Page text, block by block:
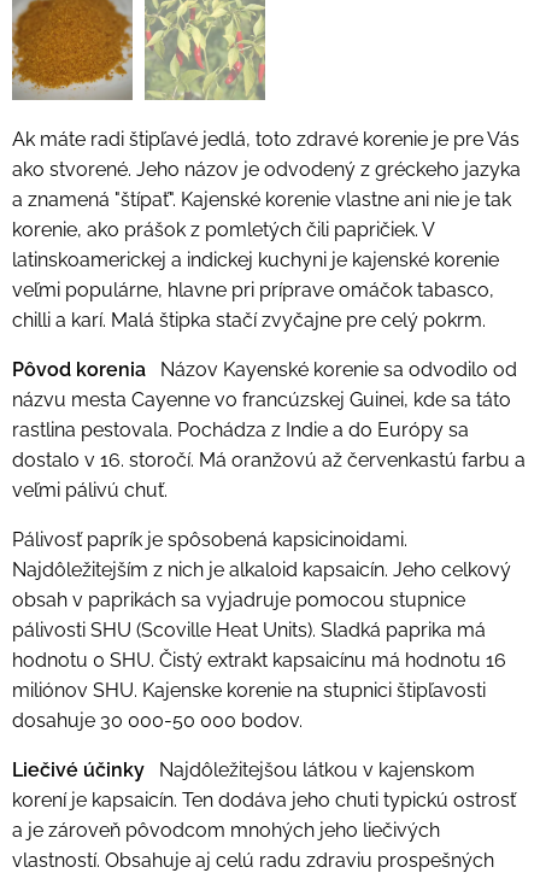
Ak máte radi štipľavé jedlá, toto zdravé korenie je pre Vás
ako stvorené. Jeho názov je odvodený z gréckeho jazyka
a znamená "štípať". Kajenské korenie vlastne ani nie je tak
korenie, ako prášok z pomletých čili papričiek. V
latinskoamerickej a indickej kuchyni je kajenské korenie
veľmi populárne, hlavne pri príprave omáčok tabasco,
chilli a karí. Malá štipka stačí zvyčajne pre celý pokrm.
Pôvod korenia Názov Kayenské korenie sa odvodilo od
názvu mesta Cayenne vo francúzskej Guinei, kde sa táto
rastlina pestovala. Pochádza z Indie a do Európy sa
dostalo v 16. storočí. Má oranžovú až červenkastú farbu a
veľmi pálivú chuť.
Pálivosť paprík je spôsobená kapsicinoidami.
Najdôležitejším z nich je alkaloid kapsaicín. Jeho celkový
obsah v paprikách sa vyjadruje pomocou stupnice
pálivosti SHU (Scoville Heat Units). Sladká paprika má
hodnotu 0 SHU. Čistý extrakt kapsaicínu má hodnotu 16
miliónov SHU. Kajenske korenie na stupnici štipľavosti
dosahuje 30 000-50 000 bodov.
Liečivé účinky Najdôležitejšou látkou v kajenskom
korení je kapsaicín. Ten dodáva jeho chuti typickú ostrosť
a je zároveň pôvodcom mnohých jeho liečivých
vlastností. Obsahuje aj celú radu zdraviu prospešných